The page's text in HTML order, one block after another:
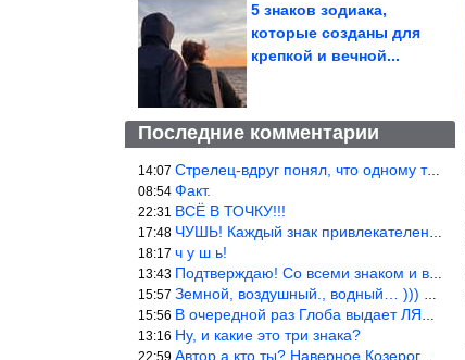
5 знаков зодиака,
которые созданы для
крепкой и вечной...
Последние комментарии
14:07 Стрелец-вдруг понял, что одному то и жить легче.
08:54 Факт.
22:31 ВСЁ В ТОЧКУ!!!
17:48 ЧУШЬ! Каждый знак привлекателен! И среди Весов, Близнецов встреч
18:17 ч у ш ь!
13:43 Подтверждаю! Со всеми знаком и все одиноки и Я )))
15:57 Земной, воздушный., водный… ))) выбери сам трех из 9 )))
15:56 В очередной раз Глоба выдает ЛЯП! А корректоры, редакторы пропус
13:16 Ну, и какие это три знака?
22:59 Автор а кто ты? Наверное Козерог… Рога жена Рыба наставила ))